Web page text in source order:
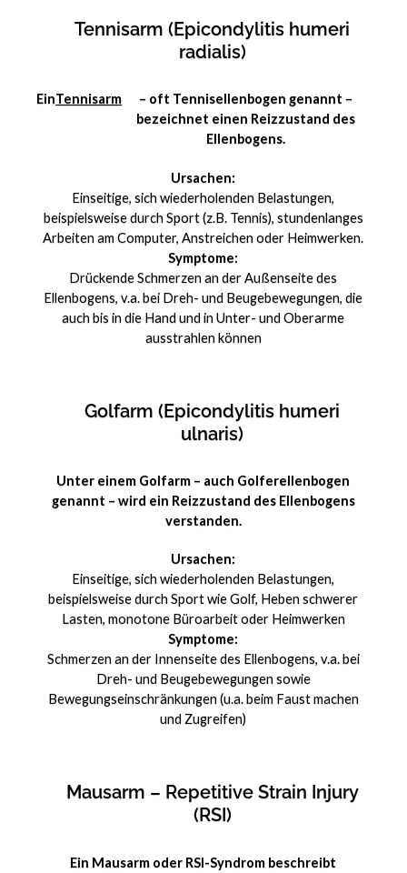
Tennisarm (Epicondylitis humeri
radialis)
EinTennisarm
– oft Tennisellenbogen genannt –
bezeichnet einen Reizzustand des
Ellenbogens.
Ursachen:
Einseitige, sich wiederholenden Belastungen,
beispielsweise durch Sport (z.B. Tennis), stundenlanges
Arbeiten am Computer, Anstreichen oder Heimwerken.
Symptome:
Drückende Schmerzen an der Außenseite des
Ellenbogens, v.a. bei Dreh- und Beugebewegungen, die
auch bis in die Hand und in Unter- und Oberarme
ausstrahlen können
Golfarm (Epicondylitis humeri
ulnaris)
Unter einem Golfarm – auch Golferellenbogen
genannt – wird ein Reizzustand des Ellenbogens
verstanden.
Ursachen:
Einseitige, sich wiederholenden Belastungen,
beispielsweise durch Sport wie Golf, Heben schwerer
Lasten, monotone Büroarbeit oder Heimwerken
Symptome:
Schmerzen an der Innenseite des Ellenbogens, v.a. bei
Dreh- und Beugebewegungen sowie
Bewegungseinschränkungen (u.a. beim Faust machen
und Zugreifen)
Mausarm – Repetitive Strain Injury
(RSI)
Ein Mausarm oder RSI-Syndrom beschreibt